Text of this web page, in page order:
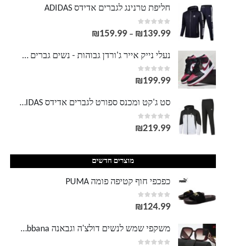
חליפת טרנינג לגברים אדידס ADIDAS
0
out of 5
₪139.99
–
₪159.99
נעלי נייק אייר ג'ורדן גבוהות - נשים גברים NIKE AIR JORDAN
0
out of 5
₪199.99
סט ג'קט ומכנס ספורט לגברים אדידס ADIDAS
0
out of 5
₪219.99
מוצרים חדשים
כפכפי חוף קטיפה פומה PUMA
0
out of 5
₪124.99
משקפי שמש לנשים דולצ'ה וגבאנה Dolce & Gabbana